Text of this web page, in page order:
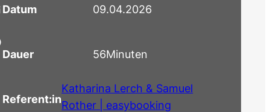
Datum 09.04.2026
Dauer 56Minuten
Referent:in
Katharina Lerch & Samuel
Rother | easybooking